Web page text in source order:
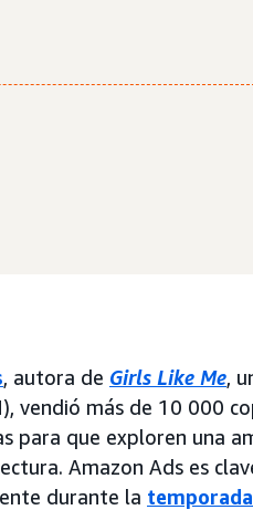
, autora de Girls Like Me,
vendió más de 10 000
para que exploren una
Amazon Ads es
durante la